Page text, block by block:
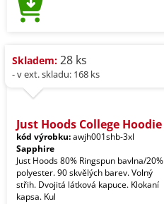
Skladem: 28 ks
- v ext. skladu: 168 ks
Just Hoods College Hoodie
kód výrobku:awjh001shb-3xl
Sapphire
Just Hoods 80% Ringspun bavlna/20%
polyester. 90 skvělých barev. Volný
střih. Dvojitá látková kapuce. Klokaní
kapsa. Kul